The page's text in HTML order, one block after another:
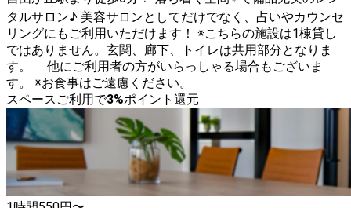
タルサロン♪ 美容サロンとしてだけでなく、占いやカウンセ
リングにもご利用いただけます！ ※こちらの施設は1棟貸し
ではありません。玄関、廊下、トイレは共用部分となりま
す。 他にご利用者の方がいらっしゃる場合もございま
す。 ※お食事はご遠慮ください。
スペースご利用で3%ポイント還元